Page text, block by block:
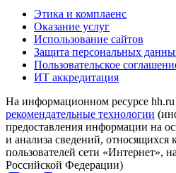
Этика и комплаенс
Оказание услуг
Использование сайтов
Защита персональных
Пользовательское
ИТ аккредитация
На информационном ресурсе hh.ru
рекомендательные технологии
предоставления информации на
и анализа сведений, относящихся
пользователей сети «Интернет»,
Российской Федерации)